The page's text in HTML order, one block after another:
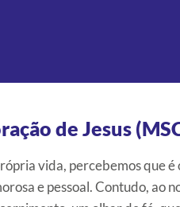
de Jesus
vida, percebemos que
e pessoal. Contudo, ao